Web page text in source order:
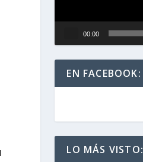
00:00
EN FACEBOOK:
LO MÁS VISTO: